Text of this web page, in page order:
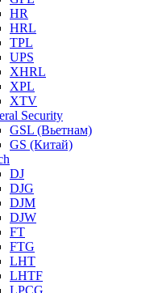
HR
HRL
TPL
UPS
XHRL
XPL
XTV
Security
GSL (Вьетнам)
GS (Китай)
DJ
DJG
DJM
DJW
FT
FTG
LHT
LHTF
LPCG